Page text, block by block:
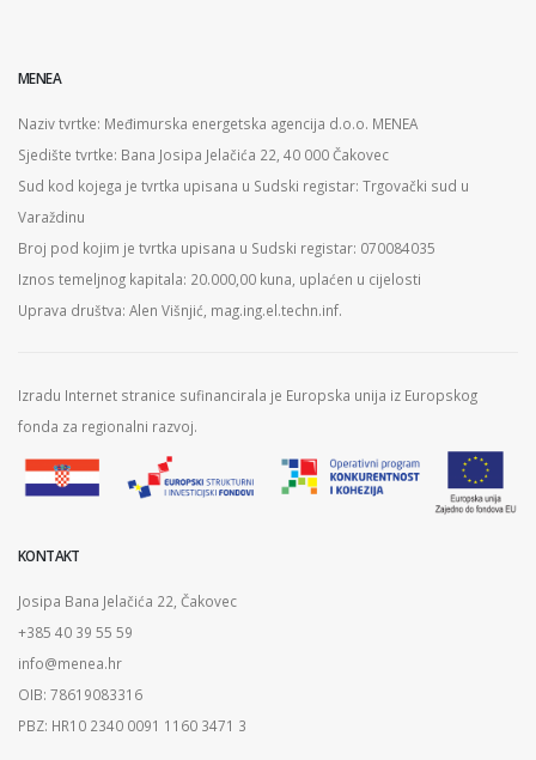
MENEA
Naziv tvrtke: Međimurska energetska agencija d.o.o. MENEA
Sjedište tvrtke: Bana Josipa Jelačića 22, 40 000 Čakovec
Sud kod kojega je tvrtka upisana u Sudski registar: Trgovački sud u
Varaždinu
Broj pod kojim je tvrtka upisana u Sudski registar: 070084035
Iznos temeljnog kapitala: 20.000,00 kuna, uplaćen u cijelosti
Uprava društva: Alen Višnjić, mag.ing.el.techn.inf.
Izradu Internet stranice sufinancirala je Europska unija iz Europskog
fonda za regionalni razvoj.
KONTAKT
Josipa Bana Jelačića 22, Čakovec
+385 40 39 55 59
info@menea.hr
OIB: 78619083316
PBZ: HR10 2340 0091 1160 3471 3